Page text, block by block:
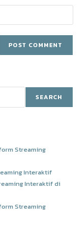
SEARCH
Streaming
Interaktif
Interaktif di
Streaming